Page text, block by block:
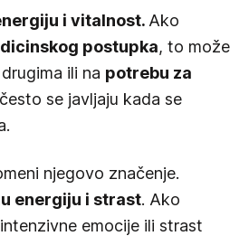
i vitalnost. Ako
postupka, to može
ili na potrebu za
se javljaju kada se
njegovo značenje.
energiju i strast. Ako
emocije ili strast